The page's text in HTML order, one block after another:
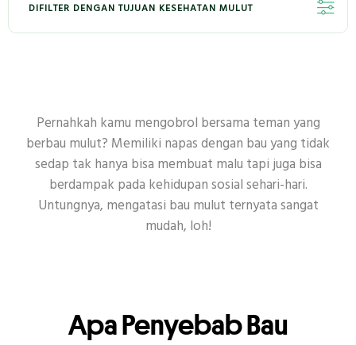
DIFILTER DENGAN TUJUAN KESEHATAN MULUT
PEMBERSIHAN MENDALAM ANTIBAKTERI
KERUSAKAN GIGI DENTAL
Topik Populer Lain
Pernahkah kamu mengobrol bersama teman yang
berbau mulut? Memiliki napas dengan bau yang tidak
sedap tak hanya bisa membuat malu tapi juga bisa
berdampak pada kehidupan sosial sehari-hari.
Untungnya, mengatasi bau mulut ternyata sangat
mudah, loh!
Apa Penyebab Bau